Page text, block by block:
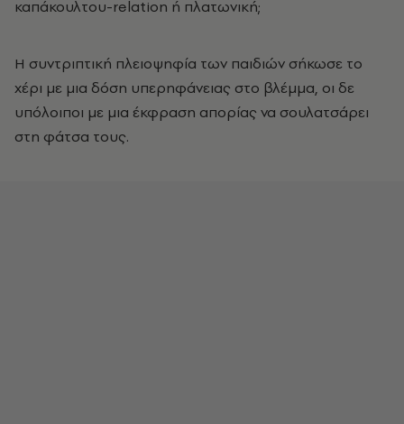
καπάκουλτου-relation ή πλατωνική;
Η συντριπτική πλειοψηφία των παιδιών σήκωσε το
χέρι με μια δόση υπερηφάνειας στο βλέμμα, οι δε
υπόλοιποι με μια έκφραση απορίας να σουλατσάρει
στη φάτσα τους.